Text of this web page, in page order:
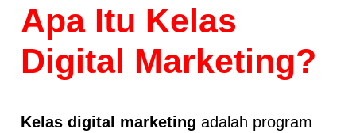
Apa Itu Kelas
Digital Marketing?
Kelas digital marketing adalah program